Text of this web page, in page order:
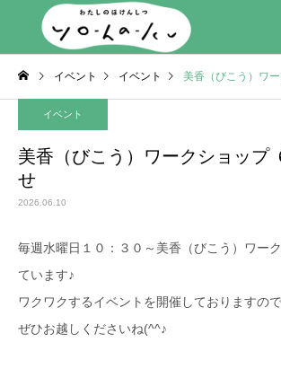
イベント イベント 美香（びこう）ワーク
美香（びこう）ワークショップ
せ
2026.06.10
イベント
毎週水曜日１０：３０～美香（びこう）ワー
ています♪
ワクワクするイベントを開催しておりますので
ぜひお越しくださいね(^^♪